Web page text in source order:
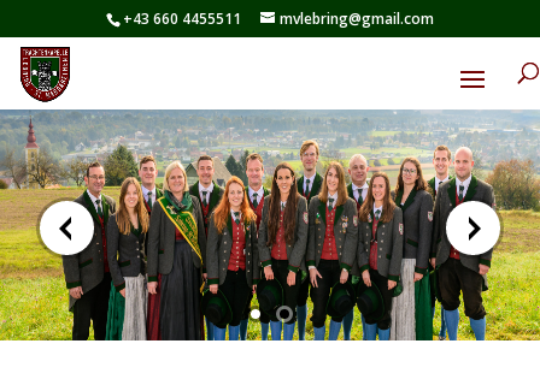
+43 660 4455511 mvlebring@gmail.com